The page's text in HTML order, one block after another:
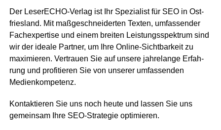
Der Lese­r­ECHO-Ver­lag ist Ihr Spe­zia­list für SEO in Ost­
fries­land. Mit maß­ge­schnei­der­ten Tex­ten, umfas­sen­der
Fach­ex­per­ti­se und einem brei­ten Leis­tungs­spek­trum sind
wir der idea­le Part­ner, um Ihre Online-Sicht­bar­keit zu
maxi­mie­ren. Ver­trau­en Sie auf unse­re jah­re­lan­ge Erfah­
rung und pro­fi­tie­ren Sie von unse­rer umfas­sen­den
Medienkompetenz.
Kon­tak­tie­ren Sie uns noch heu­te und las­sen Sie uns
gemein­sam Ihre SEO-Stra­te­gie optimieren.